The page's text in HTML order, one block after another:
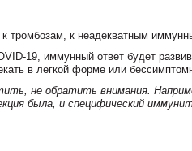
тромбозам, к неадекватным
19, иммунный ответ будет
в легкой форме или
не обратить внимания.
была, и специфический